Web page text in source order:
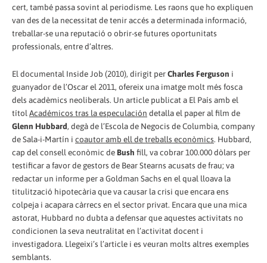
cert, també passa sovint al periodisme. Les raons que ho expliquen
van des de la necessitat de tenir accés a determinada informació,
treballar-se una reputació o obrir-se futures oportunitats
professionals, entre d’altres.
El documental Inside Job (2010), dirigit perCharles Ferguson i
guanyador de l’Oscar el 2011, ofereix una imatge molt més fosca
dels acadèmics neoliberals. Un article publicat a El País amb el
títolAcadémicos tras la especulación detalla el paper al film de
Glenn Hubbard, degà de l’Escola de Negocis de Columbia, company
de Sala-i-Martín i coautor amb ell de treballs econòmics. Hubbard,
cap del consell econòmic de Bush fill, va cobrar 100.000 dòlars per
testificar a favor de gestors de Bear Stearns acusats de frau; va
redactar un informe per a Goldman Sachs en el qual lloava la
titulització hipotecària que va causar la crisi que encara ens
colpeja i acapara càrrecs en el sector privat. Encara que una mica
astorat, Hubbard no dubta a defensar que aquestes activitats no
condicionen la seva neutralitat en l’activitat docent i
investigadora. Llegeixi’s l’article i es veuran molts altres exemples
semblants.